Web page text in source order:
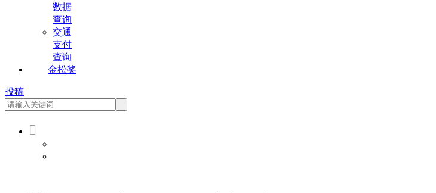
数据
查询
交通
支付
查询
金松奖
投稿
